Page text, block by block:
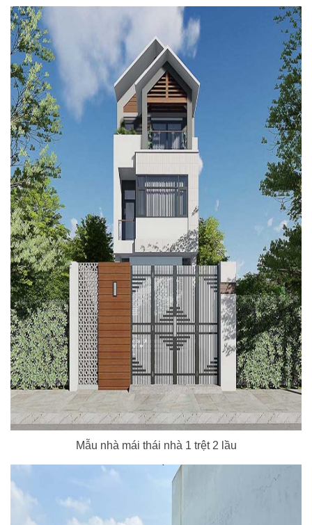
Mẫu nhà mái thái nhà 1 trệt 2 lầu